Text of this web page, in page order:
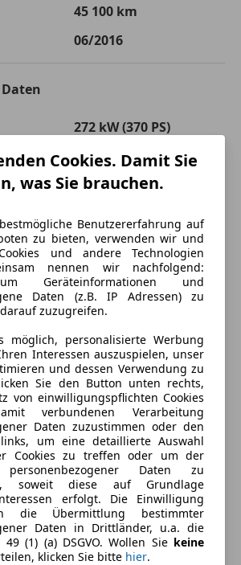
7,50 %
7,25 %
Bank. Rückzahlungszeitraum 1-10
Jetzt berechnen
45 100 km
06/2016
272 kW (370 PS)
Automatik
2 981 cm³
6
1 990 kg
Cookies. Damit Sie
was Sie brauchen.
Benutzererfahrung auf
zu bieten, verwenden wir und
und andere Technologien
nennen wir nachfolgend:
Geräteinformationen und
Daten (z.B. IP Adressen) zu
zuzugreifen.
möglich, personalisierte Werbung
Interessen auszuspielen, unser
und dessen Verwendung zu
Sie den Button unten rechts,
von einwilligungspflichten Cookies
verbundenen Verarbeitung
Daten zuzustimmen oder den
um eine detaillierte Auswahl
Cookies zu treffen oder um der
personenbezogener Daten zu
soweit diese auf Grundlage
erfolgt. Die Einwilligung
die Übermittlung bestimmter
Daten in Drittländer, u.a. die
(1) (a) DSGVO. Wollen Sie keine
klicken Sie bitte hier.